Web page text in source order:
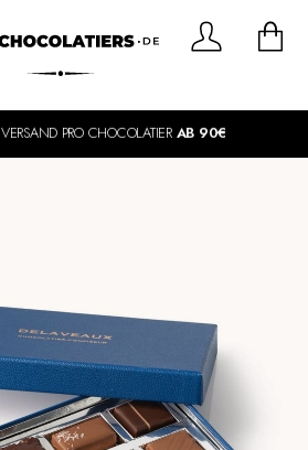
VERSAND PRO CHOCOLATIER AB 90€